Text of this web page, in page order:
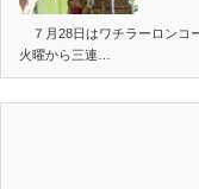
７月28日はワチラーロンコ
火曜から三連…